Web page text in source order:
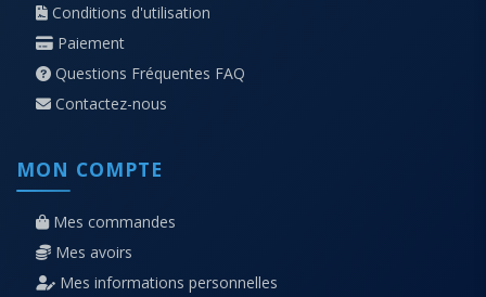
Conditions d'utilisation
Paiement
Questions Fréquentes FAQ
Contactez-nous
MON COMPTE
Mes commandes
Mes avoirs
Mes informations personnelles